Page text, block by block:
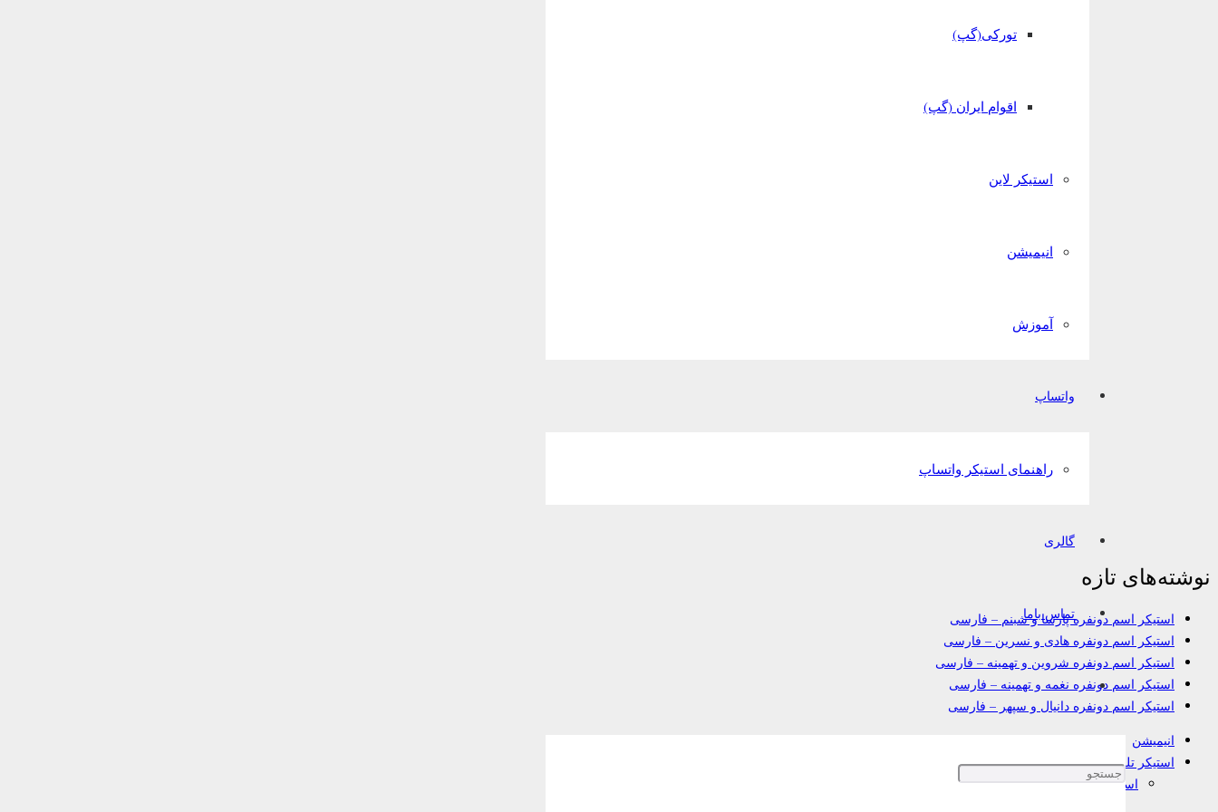
تورکی(گپ)
اقوام ایران (گپ)
استیکر لاین
انیمیشن
آموزش
واتساپ
راهنمای استیکر واتساپ
گالری
تماس باما
نوشته‌های تازه
استیکر اسم دونفره پارسا و شبنم – فارسی
استیکر اسم دونفره هادی و نسرین – فارسی
استیکر اسم دونفره شروین و تهمینه – فارسی
استیکر اسم دونفره نغمه و تهمینه – فارسی
استیکر اسم دونفره دانیال و سپهر – فارسی
انیمیشن
استیکر تلگرام
استیکر اسم